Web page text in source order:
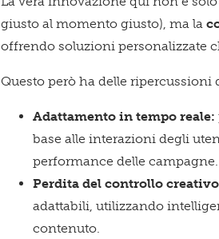
giusto al momento giusto), ma la
offrendo soluzioni personalizzate
Questo però ha delle ripercussioni
Adattamento in tempo reale:
base alle interazioni degli
performance delle
Perdita del controllo
adattabili, utilizzando
contenuto.